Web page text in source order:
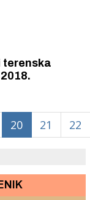
terenska
20 21 22